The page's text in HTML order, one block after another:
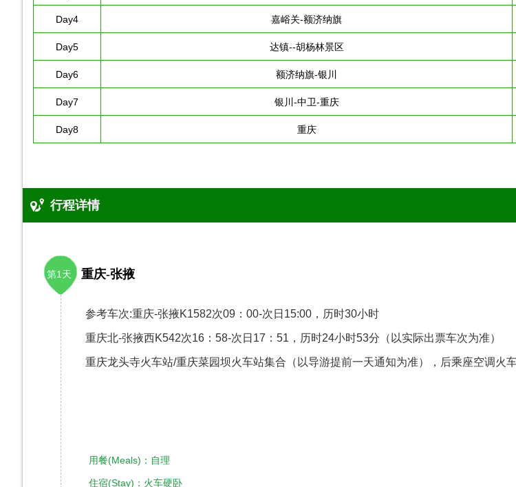
Day4 嘉峪关-额济纳旗
Day5 达镇--胡杨林景区
Day6 额济纳旗-银川
Day7 银川-中卫-重庆
Day8 重庆
行程详情
第1天 重庆-张掖
参考车次:重庆-张掖K1582次09：00-次日15:00，历时30小时
重庆北-张掖西K542次16：58-次日17：51，历时24小时53分（以实际出票车次为准）
重庆龙头寺火车站/重庆菜园坝火车站集合（以导游提前一天通知为准），后乘座空调火
用餐(Meals)：自理
住宿(Stay)：火车硬卧